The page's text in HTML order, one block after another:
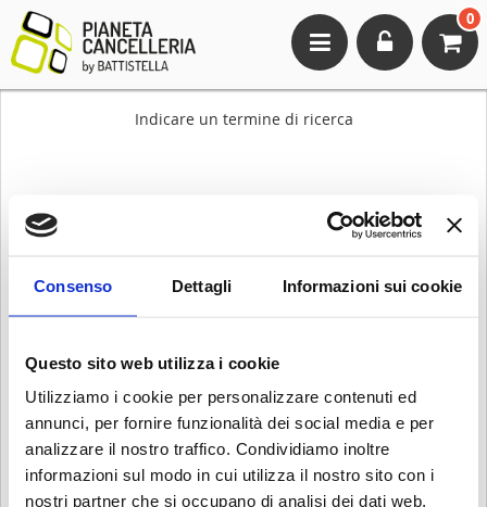
Consenso Dettagli Informazioni sui cookie
Questo sito web utilizza i cookie
Utilizziamo i cookie per personalizzare contenuti ed
annunci, per fornire funzionalità dei social media e per
analizzare il nostro traffico. Condividiamo inoltre
informazioni sul modo in cui utilizza il nostro sito con i
nostri partner che si occupano di analisi dei dati web,
Toggle
navigation
0
Indicare un termine di ricerca